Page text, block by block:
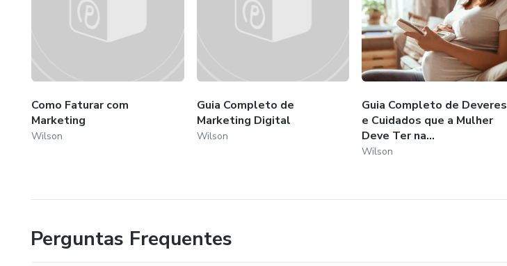
Como Faturar com
Marketing
Wilson
Guia Completo de
Marketing Digital
Wilson
Guia Completo de Deveres
e Cuidados que a Mulher
Deve Ter na...
Wilson
Perguntas Frequentes